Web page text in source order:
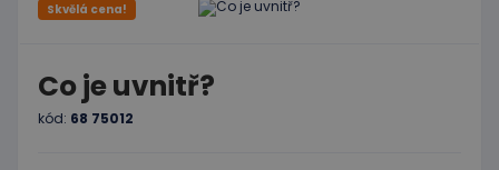
Skvělá cena!
Co je uvnitř?
kód: 68 75012